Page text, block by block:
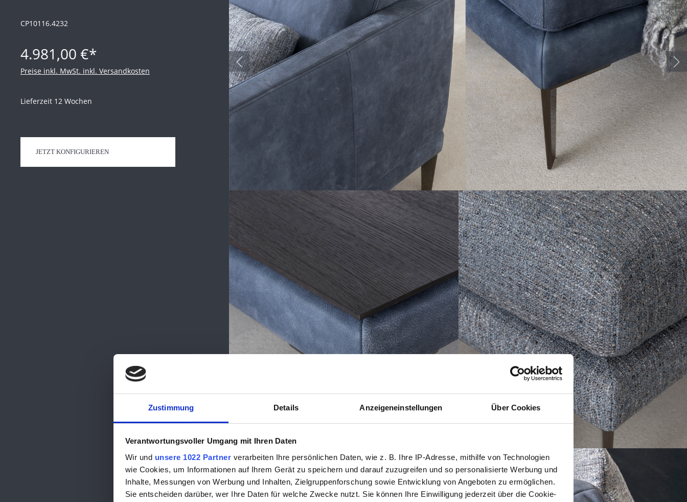
Zustimmung Details Anzeigeneinstellungen Über Cookies
Verantwortungsvoller Umgang mit Ihren Daten
Wir und unsere 1022 Partner verarbeiten Ihre persönlichen Daten, wie z. B. Ihre IP-Adresse, mithilfe von Technologien
wie Cookies, um Informationen auf Ihrem Gerät zu speichern und darauf zuzugreifen und so personalisierte Werbung und
Inhalte, Messungen von Werbung und Inhalten, Zielgruppenforschung sowie Entwicklung von Angeboten zu ermöglichen.
Sie entscheiden darüber, wer Ihre Daten für welche Zwecke nutzt. Sie können Ihre Einwilligung jederzeit über die Cookie-
CP10116.4232
4.981,00 €*
Preise inkl. MwSt. inkl. Versandkosten
Lieferzeit 12 Wochen
JETZT KONFIGURIEREN